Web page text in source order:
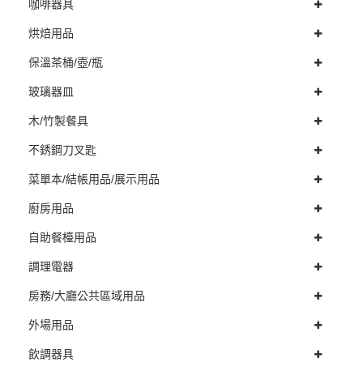
咖啡器具
烘焙用品
保溫茶桶/壺/瓶
玻璃器皿
木/竹製餐具
不銹鋼刀叉匙
菜單本/結帳用品/展示用品
廚房用品
自助餐檯用品
調理電器
房務/大廳公共區域用品
外場用品
飲調器具